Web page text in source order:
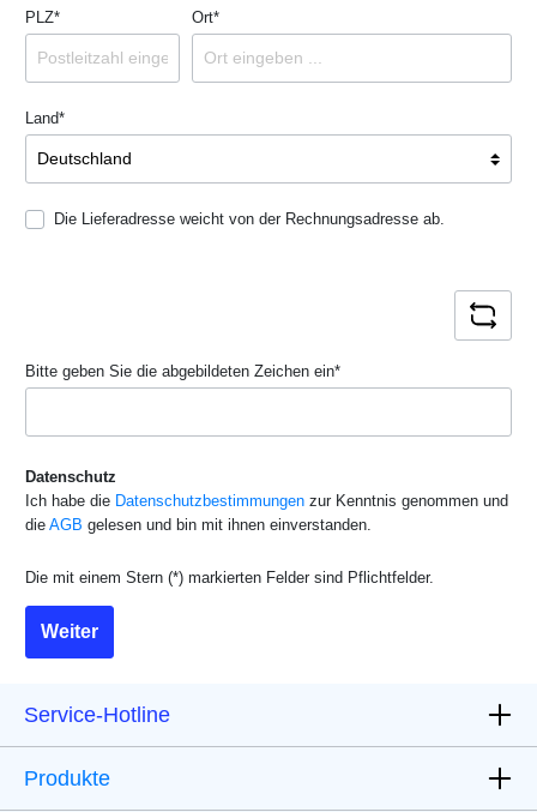
PLZ* Ort*
Land*
Die Lieferadresse weicht von der Rechnungsadresse ab.
Bitte geben Sie die abgebildeten Zeichen ein*
Datenschutz
Ich habe die Datenschutzbestimmungen zur Kenntnis genommen und
die AGB gelesen und bin mit ihnen einverstanden.
Die mit einem Stern (*) markierten Felder sind Pflichtfelder.
Weiter
Service-Hotline
Produkte